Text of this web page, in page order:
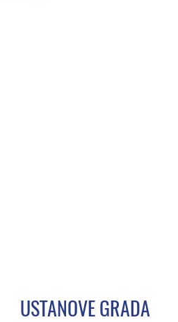
USTANOVE GRADA